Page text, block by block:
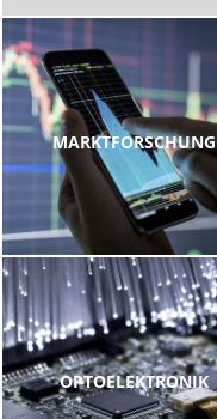
MARKTFORSCHUNG
OPTOELEKTRONIK